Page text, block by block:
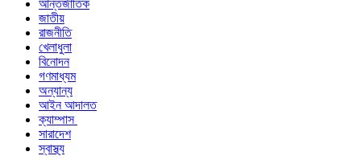
আন্তর্জাতিক
জাতীয়
রাজনীতি
খেলাধুলা
বিনোদন
গণমাধ্যম
অন্যান্য
আইন আদালত
ক্যাম্পাস
সারাদেশ
স্বাস্থ্য